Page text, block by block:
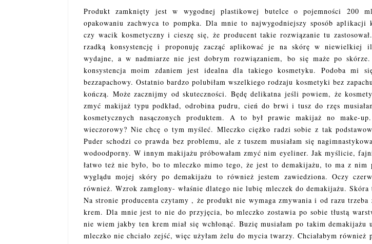
Produkt zamknięty jest w wygodnej plastikowej butelce o pojemności 200
opakowaniu zachwyca to pompka. Dla mnie to najwygodniejszy sposób aplikacji
czy wacik kosmetyczny i cieszę się, że producent takie rozwiązanie tu
rzadką konsystencję i proponuję zacząć aplikować je na skórę w niewielkiej
wydajne, a w nadmiarze nie jest dobrym rozwiązaniem, bo się maże po
konsystencja moim zdaniem jest idealna dla takiego kosmetyku. Podoba mi
bezzapachowy. Ostatnio bardzo polubiłam wszelkiego rodzaju kosmetyki bez
kończą. Może zacznijmy od skuteczności. Będę delikatna jeśli powiem, że
zmyć makijaż typu podkład, odrobina pudru, cień do brwi i tusz do rzęs
kosmetycznych nasączonych produktem. A to był prawie makijaż no make-
wieczorowy? Nie chcę o tym myśleć. Mleczko ciężko radzi sobie z tak
Puder schodzi co prawda bez problemu, ale z tuszem musiałam się
wodoodporny. W innym makijażu próbowałam zmyć nim eyeliner. Jak myślicie,
łatwo też nie było, bo to mleczko mimo tego, że jest to demakijażu, to ma z nim
wyglądu mojej skóry po demakijażu to również jestem zawiedziona. Oczy
również. Wzrok zamglony- właśnie dlatego nie lubię mleczek do demakijażu. Skóra
Na stronie producenta czytamy , że produkt nie wymaga zmywania i od razu trzeba
krem. Dla mnie jest to nie do przyjęcia, bo mleczko zostawia po sobie tłustą
nie wiem jakby ten krem miał się wchłonąć. Buzię musiałam po takim demakijażu
mleczko nie chciało zejść, więc użyłam żelu do mycia twarzy. Chciałabym również